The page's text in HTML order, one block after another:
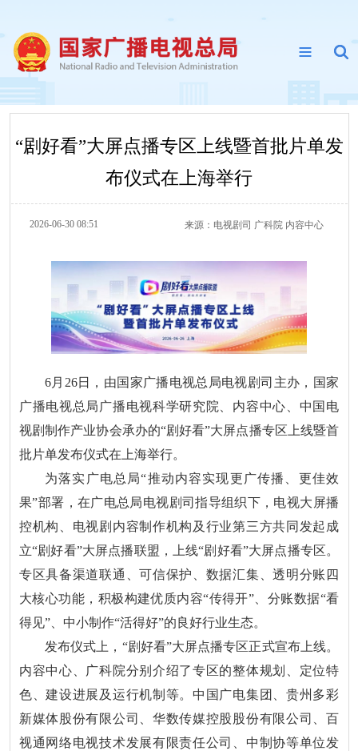
“剧好看”大屏点播专区上线暨首批片单发
布仪式在上海举行
2026-06-30 08:51 来源： 电视剧司 广科院 内容中心
6月26日，由国家广播电视总局电视剧司主办，国家
广播电视总局广播电视科学研究院、内容中心、中国电
视剧制作产业协会承办的“剧好看”大屏点播专区上线暨首
批片单发布仪式在上海举行。
为落实广电总局“推动内容实现更广传播、更佳效
果”部署，在广电总局电视剧司指导组织下，电视大屏播
控机构、电视剧内容制作机构及行业第三方共同发起成
立“剧好看”大屏点播联盟，上线“剧好看”大屏点播专区。
专区具备渠道联通、可信保护、数据汇集、透明分账四
大核心功能，积极构建优质内容“传得开”、分账数据“看
得见”、中小制作“活得好”的良好行业生态。
发布仪式上，“剧好看”大屏点播专区正式宣布上线。
内容中心、广科院分别介绍了专区的整体规划、定位特
色、建设进展及运行机制等。中国广电集团、贵州多彩
新媒体股份有限公司、华数传媒控股股份有限公司、百
视通网络电视技术发展有限责任公司、中制协等单位发